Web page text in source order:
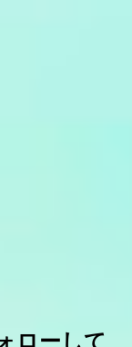
ローして